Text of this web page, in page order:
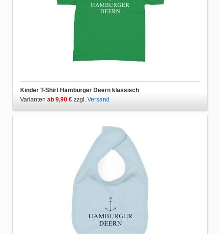
Kinder T-Shirt Hamburger Deern klassisch
Varianten ab 9,90 € zzgl. Versand